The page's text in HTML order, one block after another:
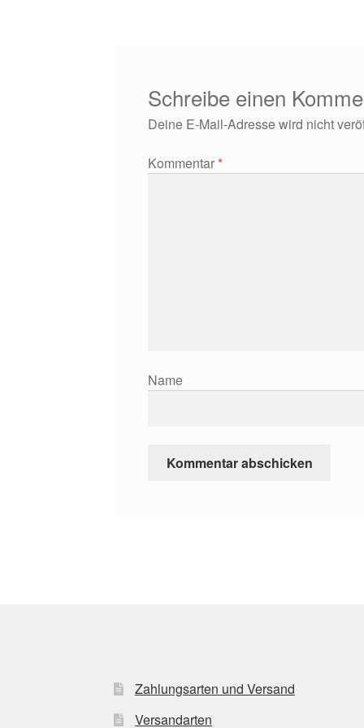
Schreibe einen
Deine E-Mail-Adresse wird nicht
Kommentar*
Name
Zahlungsarten und Versand
Versandarten